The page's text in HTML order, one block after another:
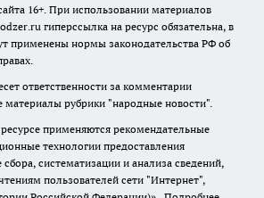
16+. При использовании материалов
гиперссылка на ресурс обязательна, в
применены нормы законодательства РФ об
ответственности за комментарии
материалы рубрики "народные новости".
применяются рекомендательные
технологии предоставления
систематизации и анализа сведений,
пользователей сети "Интернет",